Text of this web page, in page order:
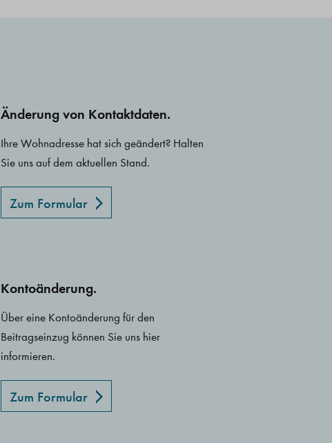
Änderung von Kontaktdaten.
Ihre Wohnadresse hat sich geändert? Halten
Sie uns auf dem aktuellen Stand.
Zum Formular
Kontoänderung.
Über eine Kontoänderung für den
Beitragseinzug können Sie uns hier
informieren.
Zum Formular